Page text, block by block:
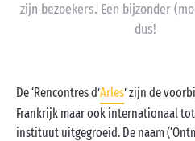
zijn bezoekers. Een bijzonder
dus!
De ‘Rencontres d’Arles’ zijn de
Frankrijk maar ook internationaal
instituut uitgegroeid. De naam